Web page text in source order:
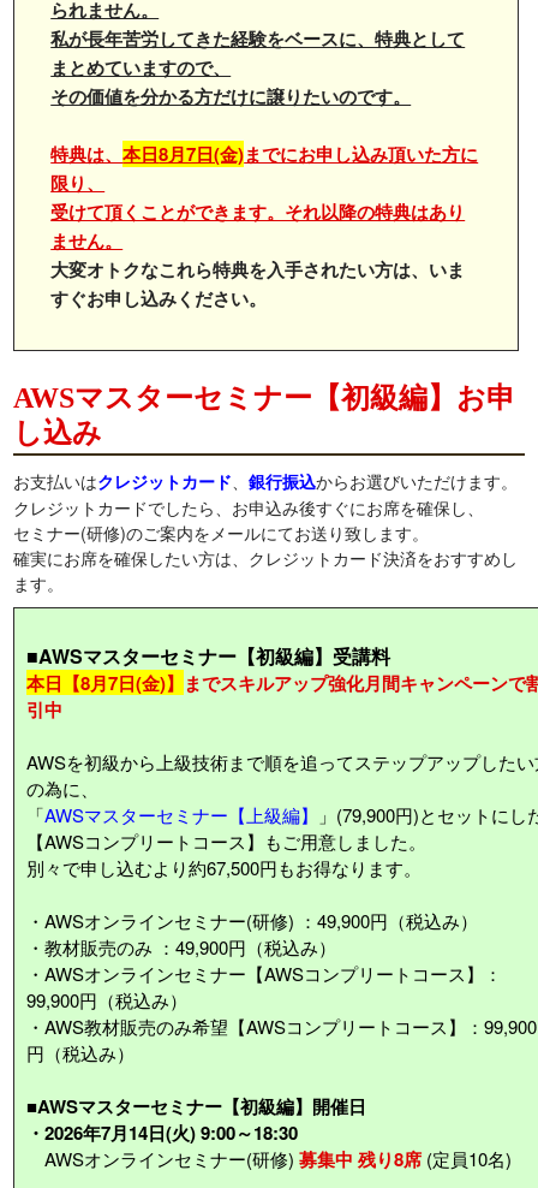
られません。
私が長年苦労してきた経験をベースに、特典として
まとめていますので、
その価値を分かる方だけに譲りたいのです。
特典は、本日8月7日(金)までにお申し込み頂いた方に
限り、
受けて頂くことができます。それ以降の特典はあり
ません。
大変オトクなこれら特典を入手されたい方は、いま
すぐお申し込みください。
AWSマスターセミナー【初級編】お申
し込み
お支払いはクレジットカード 、銀行振込からお選びいただけます。
クレジットカードでしたら、お申込み後すぐにお席を確保し、
セミナー(研修)のご案内をメールにてお送り致します。
確実にお席を確保したい方は、クレジットカード決済をおすすめし
ます。
■AWSマスターセミナー【初級編】受講料
本日【8月7日(金)】 までスキルアップ強化月間キャンペーンで
引中
AWSを初級から上級技術まで順を追ってステップアップした
の為に、
「AWSマスターセミナー【上級編】
」(79,900円)とセットにし
【AWSコンプリートコース】もご用意しました。
別々で申し込むより約67,500円もお得なります。
・AWSオンラインセミナー(研修) ：49,900円（税込み）
・教材販売のみ ：49,900円（税込み）
・AWSオンラインセミナー【AWSコンプリートコース】：
99,900円（税込み）
・AWS教材販売のみ希望【AWSコンプリートコース】：99,900
円（税込み）
■AWSマスターセミナー【初級編】開催日
・2026年7月14日(火) 9:00～18:30
AWSオンラインセミナー(研修)募集中 残り8席 (定員10名)